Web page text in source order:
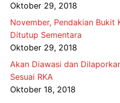
Oktober 29, 2018
November, Pendakian Bukit
Ditutup Sementara
Oktober 29, 2018
Akan Diawasi dan
Sesuai RKA
Oktober 18, 2018